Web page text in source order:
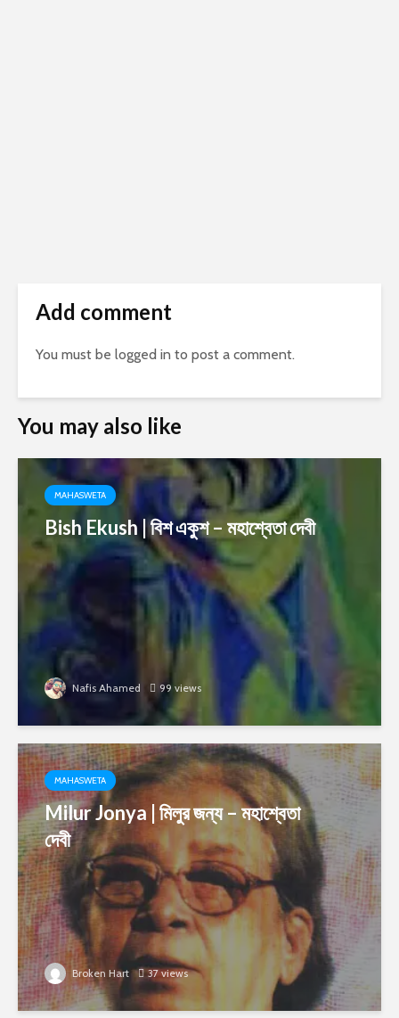
Add comment
You must be logged in to post a comment.
You may also like
MAHASWETA
Bish Ekush | বিশ একুশ – মহাশ্বেতা দেবী
Nafis Ahamed 99 views
MAHASWETA
Milur Jonya | মিলুর জন্য – মহাশ্বেতা
দেবী
Broken Hart 37 views